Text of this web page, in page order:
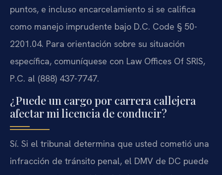
puntos, e incluso encarcelamiento si se califica
como manejo imprudente bajo D.C. Code § 50-
2201.04. Para orientación sobre su situación
específica, comuníquese con Law Offices Of SRIS,
P.C. al (888) 437-7747.
¿Puede un cargo por carrera callejera
afectar mi licencia de conducir?
Sí. Si el tribunal determina que usted cometió una
infracción de tránsito penal, el DMV de DC puede